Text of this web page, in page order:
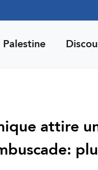
Palestine
attire